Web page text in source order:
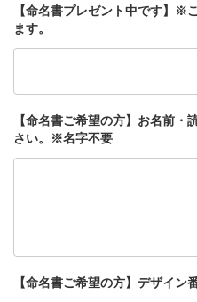
【命名書プレゼント中です】※
ます。
【命名書ご希望の方】お名前・
さい。※名字不要
【命名書ご希望の方】デザイン